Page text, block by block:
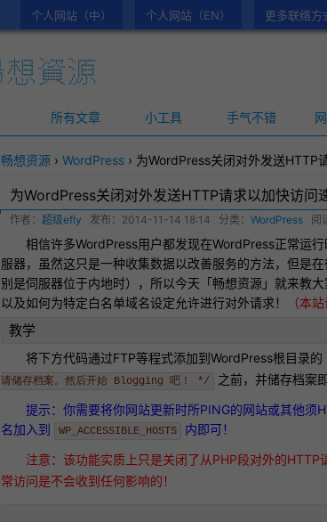
个人网站（中） 个人网站（EN） 更多联络方
所有文章 小工具 手气不错
畅想资源 › WordPress › 为WordPress关闭对外发送HTTP
为WordPress关闭对外发送HTTP请求以加快访问
作者： 超级efly 发布： 2014-11-14 18:14 分类： WordPress 阅
相信许多WordPress用户都发现在WordPress正常运
服器，虽然这只是一种收集数据以改善服务的方法，但是
别是伺服器位于内地时），所以今天「畅想资源」就来教
以及如何为特定白名单域名设定允许进行对外请求！
（本
教学
将下方代码通过FTP等程式添加到WordPress根目录的
请储存档案。然后开始 Blogging 吧！ */
之前，并储存档案
提示：你需要将你网站更新时所PING的网站或其他须
名加入到
WP_ACCESSIBLE_HOSTS
内即可！
注意：该功能实质上只是关闭了从PHP段对外的HTTP
常访问是不会收到任何影响的！